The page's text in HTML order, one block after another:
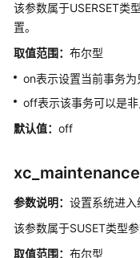
发
指
南
发
南
布
式
该参数属于USERSET类
置。
取值范围： 布尔型
on表示设置当前事务为
off表示该事务可以是非
默认值： off
参数说明： 设置系统进入
该参数属于SUSET类型
取值范围： 布尔型